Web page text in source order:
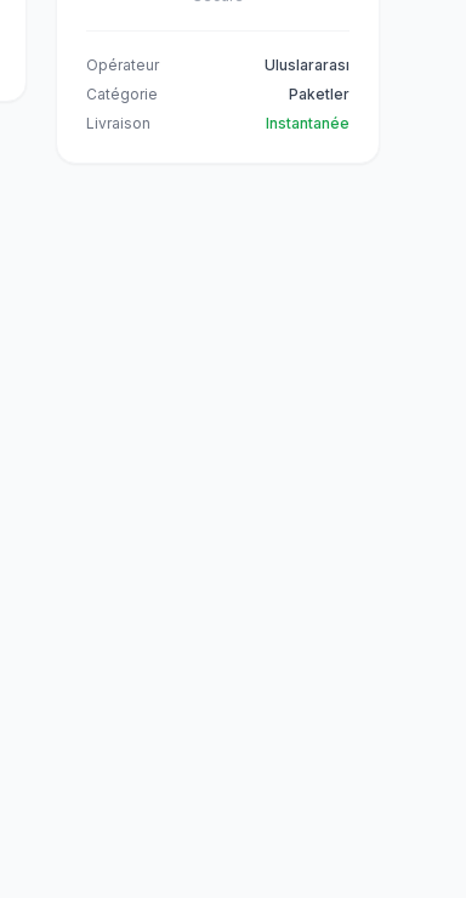
Opérateur
Uluslararası
Catégorie
Paketler
Livraison
Instantanée